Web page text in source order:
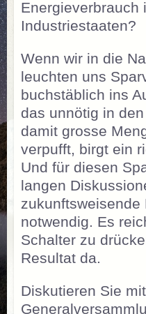
Energieverbrauch
Industriestaaten?
Wenn wir in die
leuchten uns
buchstäblich ins
das unnötig in
damit grosse
verpufft, birgt ein
Und für diesen
langen
zukunftsweisende
notwendig. Es
Schalter zu
Resultat da.
Diskutieren Sie